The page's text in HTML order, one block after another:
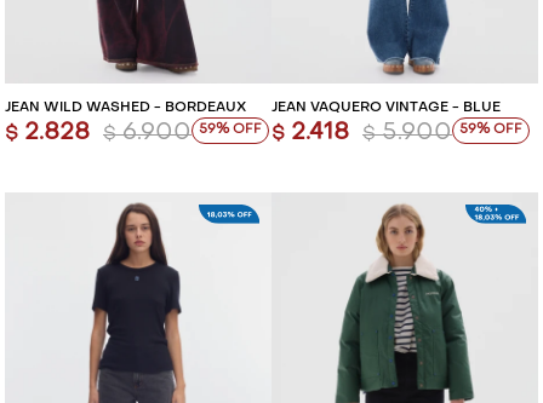
JEAN WILD WASHED - BORDEAUX
$ 2.828 $ 6.900 59
JEAN VAQUERO VINTAGE - BLUE
$ 2.418 $ 5.900 59